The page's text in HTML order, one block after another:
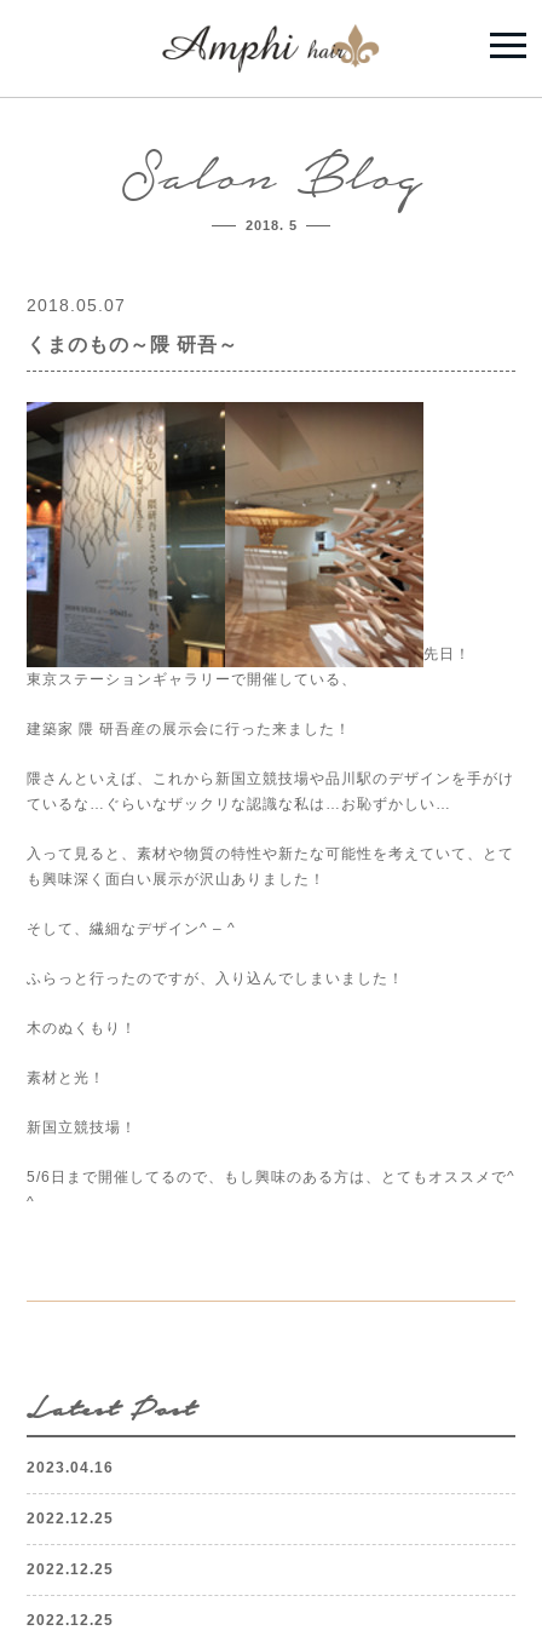
Salon Blog
2018. 5
2018.05.07
くまのもの～隈 研吾～
先日！
東京ステーションギャラリーで開催している、
建築家 隈 研吾産の展示会に行った来ました！
隈さんといえば、これから新国立競技場や品川駅のデザインを手がけ
ているな…ぐらいなザックリな認識な私は…お恥ずかしい…
入って見ると、素材や物質の特性や新たな可能性を考えていて、とて
も興味深く面白い展示が沢山ありました！
そして、繊細なデザイン^ – ^
ふらっと行ったのですが、入り込んでしまいました！
木のぬくもり！
素材と光！
新国立競技場！
5/6日まで開催してるので、もし興味のある方は、とてもオススメで^
^
Latest Post
2023.04.16
2022.12.25
2022.12.25
2022.12.25